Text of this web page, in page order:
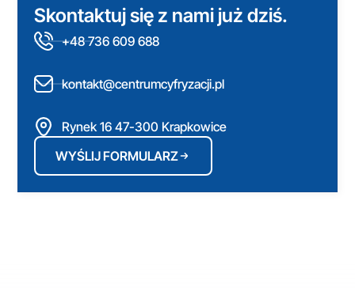
Skontaktuj się z nami już dziś.
+48 736 609 688
kontakt@centrumcyfryzacji.pl
Rynek 16 47-300 Krapkowice
WYŚLIJ FORMULARZ